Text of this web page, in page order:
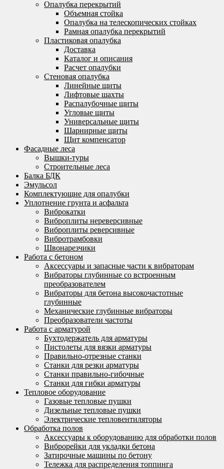
Опалубка перекрытий
Объемная стойка
Опалубка на телескопических стойках
Рамная опалубка перекрытий
Пластиковая опалубка
Доставка
Каталог и описания
Расчет опалубки
Стеновая опалубка
Линейные щиты
Лифтовые шахты
Распалубочные щиты
Угловые щиты
Универсальные щиты
Шарнирные щиты
Щит компенсатор
Фасадные леса
Вышки-туры
Строительные леса
Балка БДК
Эмульсол
Комплектующие для опалубки
Уплотнение грунта и асфальта
Виброкатки
Виброплиты нереверсивные
Виброплиты реверсивные
Вибротрамбовки
Швонарезчики
Работа с бетоном
Аксессуары и запасные части к вибраторам
Вибраторы глубинные со встроенным
преобразователем
Вибраторы для бетона высокочастотные
глубинные
Механические глубинные вибраторы
Преобразователи частоты
Работа с арматурой
Бухтодержатель для арматуры
Пистолеты для вязки арматуры
Правильно-отрезные станки
Станки для резки арматуры
Станки правильно-гибочные
Станки для гибки арматуры
Тепловое оборудование
Газовые тепловые пушки
Дизельные тепловые пушки
Электрические тепловентиляторы
Обработка полов
Аксессуары к оборудованию для обработки полов
Виброрейки для укладки бетона
Затирочные машины по бетону
Тележка для распределения топпинга